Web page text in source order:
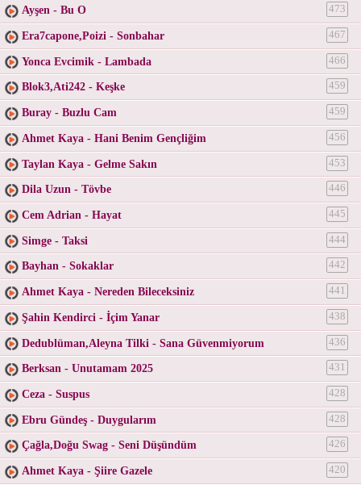
Ayşen - Bu O 473
Era7capone,Poizi - Sonbahar 467
Yonca Evcimik - Lambada 466
Blok3,Ati242 - Keşke 459
Buray - Buzlu Cam 459
Ahmet Kaya - Hani Benim Gençliğim 456
Taylan Kaya - Gelme Sakın 453
Dila Uzun - Tövbe 446
Cem Adrian - Hayat 445
Simge - Taksi 444
Bayhan - Sokaklar 442
Ahmet Kaya - Nereden Bileceksiniz 441
Şahin Kendirci - İçim Yanar 438
Dedublüman,Aleyna Tilki - Sana Güvenmiyorum 436
Berksan - Unutamam 2025 431
Ceza - Suspus 428
Ebru Gündeş - Duygularım 428
Çağla,Doğu Swag - Seni Düşündüm 426
Ahmet Kaya - Şiire Gazele 420